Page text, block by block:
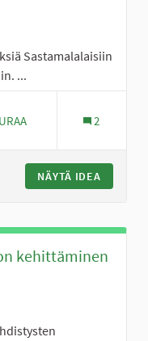
Sastamalalaisiin
...
2
NÄYTÄ IDEA
kehittäminen